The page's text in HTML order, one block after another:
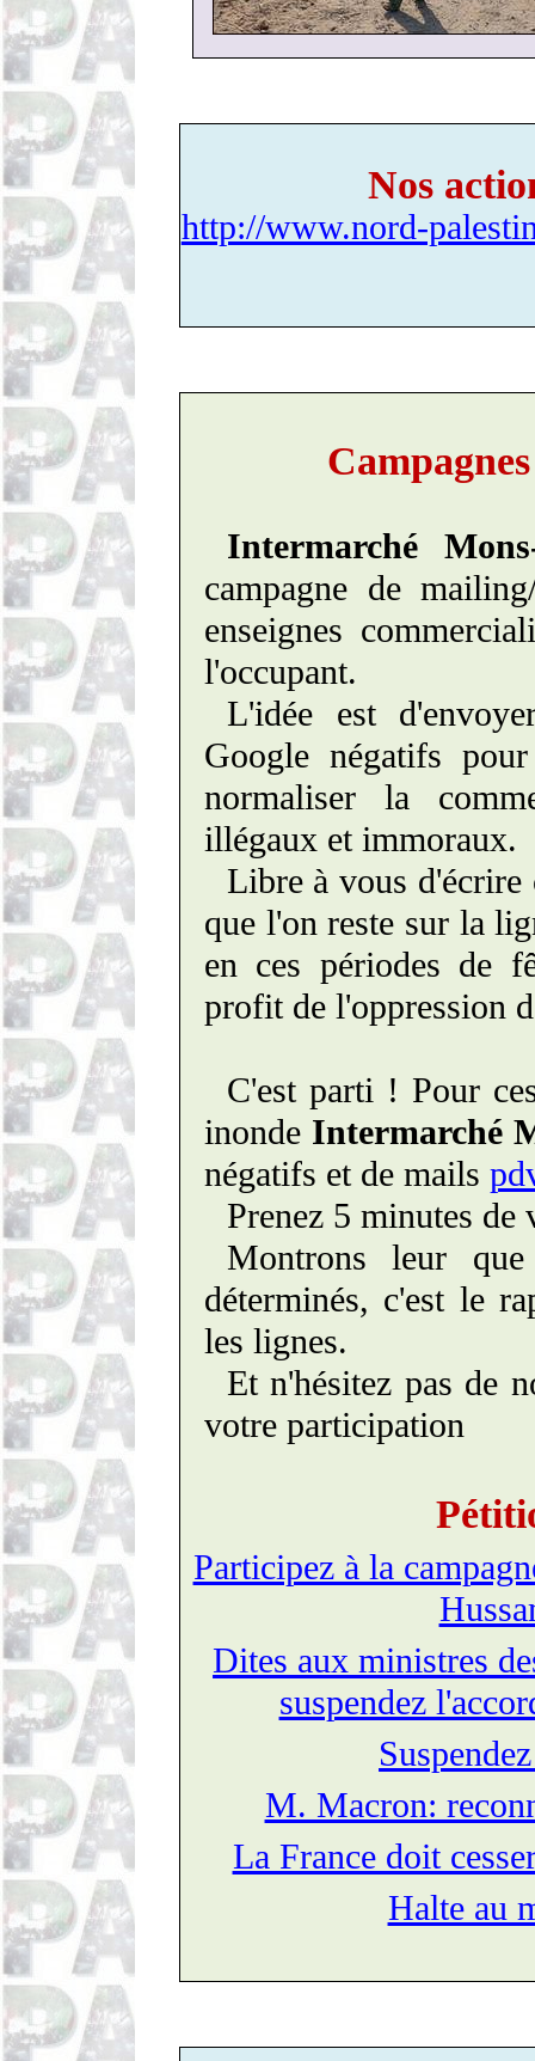
Nos
http://www.nord-
Intermarché
campagne de
enseignes
l'occupant.
L'idée est
Google négatifs
normaliser la
illégaux et immoraux.
Libre à vous d'écrire
que l'on reste sur la
en ces périodes de
profit de l'oppression
C'est parti ! Pour
inonde Intermarché
négatifs et de mails
Prenez 5 minutes
Montrons leur
déterminés, c'est le
les lignes.
Et n'hésitez pas de
votre participation
Participez à la
Dites aux ministres
suspendez
M. Macron:
La France doit
Halte au